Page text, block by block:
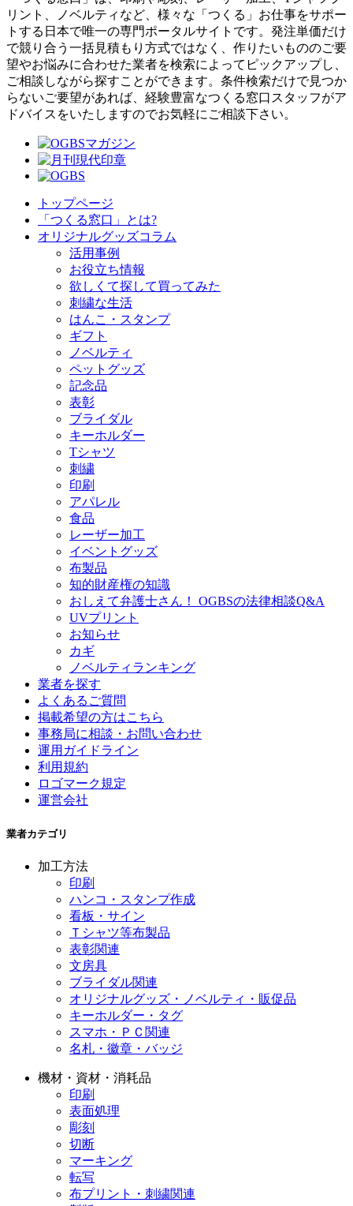
リント、ノベルティなど、様々な「つくる」お仕事をサポー
トする日本で唯一の専門ポータルサイトです。発注単価だけ
で競り合う一括見積もり方式ではなく、作りたいもののご要
望やお悩みに合わせた業者を検索によってピックアップし、
ご相談しながら探すことができます。条件検索だけで見つか
らないご要望があれば、経験豊富なつくる窓口スタッフがア
ドバイスをいたしますのでお気軽にご相談下さい。
トップページ
「つくる窓口」とは?
オリジナルグッズコラム
活用事例
お役立ち情報
欲しくて探して買ってみた
刺繍な生活
はんこ・スタンプ
ギフト
ノベルティ
ペットグッズ
記念品
表彰
ブライダル
キーホルダー
Tシャツ
刺繍
印刷
アパレル
食品
レーザー加工
イベントグッズ
布製品
知的財産権の知識
おしえて弁護士さん！ OGBSの法律相談Q&A
UVプリント
お知らせ
カギ
ノベルティランキング
業者を探す
よくあるご質問
掲載希望の方はこちら
事務局に相談・お問い合わせ
運用ガイドライン
利用規約
ロゴマーク規定
運営会社
業者カテゴリ
加工方法
印刷
ハンコ・スタンプ作成
看板・サイン
Ｔシャツ等布製品
表彰関連
文房具
ブライダル関連
オリジナルグッズ・ノベルティ・販促品
キーホルダー・タグ
スマホ・ＰＣ関連
名札・徽章・バッジ
機材・資材・消耗品
印刷
表面処理
彫刻
切断
マーキング
転写
布プリント・刺繍関連